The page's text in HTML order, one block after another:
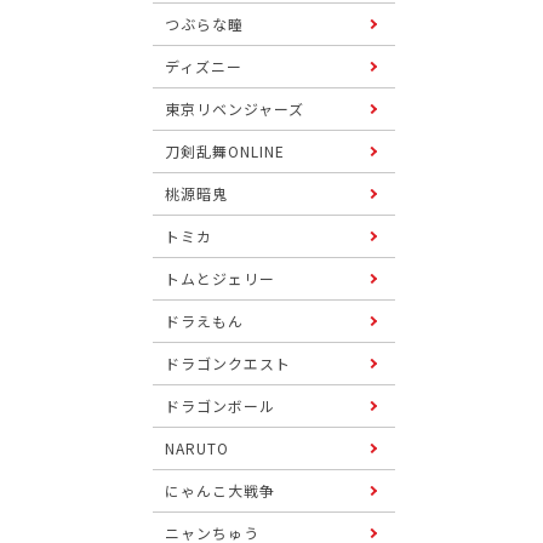
つぶらな瞳
ディズニー
東京リベンジャーズ
刀剣乱舞ONLINE
桃源暗鬼
トミカ
トムとジェリー
ドラえもん
ドラゴンクエスト
ドラゴンボール
NARUTO
にゃんこ大戦争
ニャンちゅう